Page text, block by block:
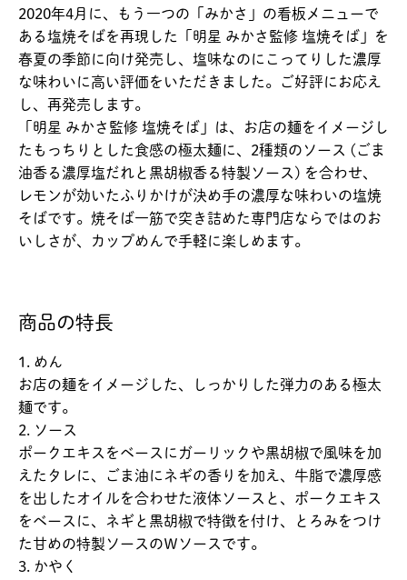
2020年4月に、もう一つの「みかさ」の看板メニューで
ある塩焼そばを再現した「明星 みかさ監修 塩焼そば」を
春夏の季節に向け発売し、塩味なのにこってりした濃厚
な味わいに高い評価をいただきました。ご好評にお応え
し、再発売します。
「明星 みかさ監修 塩焼そば」は、お店の麺をイメージし
たもっちりとした食感の極太麺に、2種類のソース (ごま
油香る濃厚塩だれと黒胡椒香る特製ソース) を合わせ、
レモンが効いたふりかけが決め手の濃厚な味わいの塩焼
そばです。焼そば一筋で突き詰めた専門店ならではのお
いしさが、カップめんで手軽に楽しめます。
商品の特長
1. めん
お店の麺をイメージした、しっかりした弾力のある極太
麺です。
2. ソース
ポークエキスをベースにガーリックや黒胡椒で風味を加
えたタレに、ごま油にネギの香りを加え、牛脂で濃厚感
を出したオイルを合わせた液体ソースと、ポークエキス
をベースに、ネギと黒胡椒で特徴を付け、とろみをつけ
た甘めの特製ソースのＷソースです。
3. かやく